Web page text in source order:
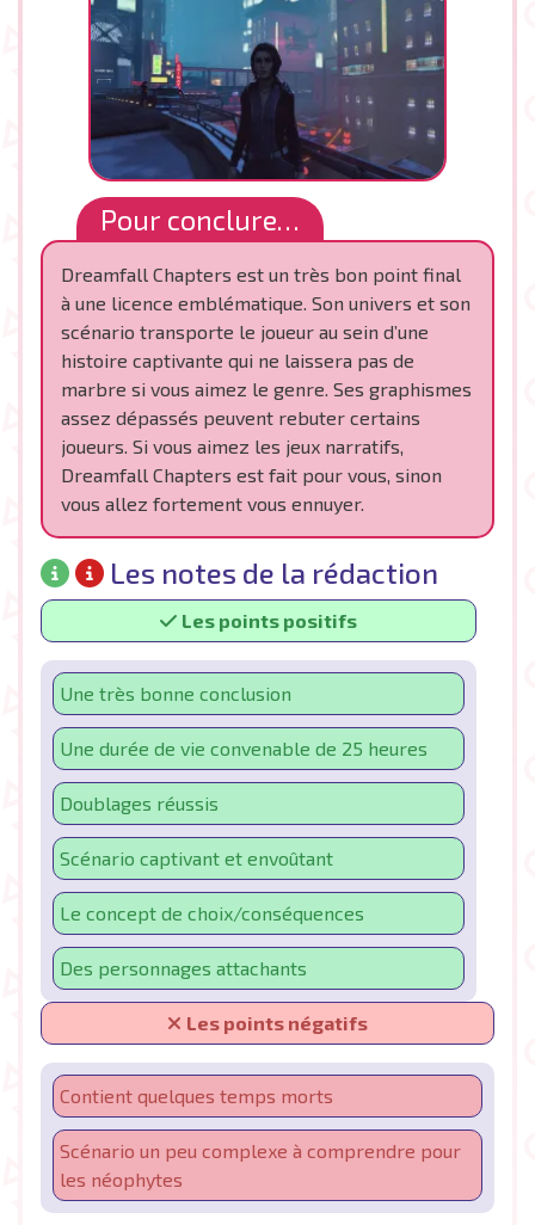
Pour conclure…
Dreamfall Chapters est un très bon point final
à une licence emblématique. Son univers et son
scénario transporte le joueur au sein d’une
histoire captivante qui ne laissera pas de
marbre si vous aimez le genre. Ses graphismes
assez dépassés peuvent rebuter certains
joueurs. Si vous aimez les jeux narratifs,
Dreamfall Chapters est fait pour vous, sinon
vous allez fortement vous ennuyer.
Les notes de la rédaction
Les points positifs
Une très bonne conclusion
Une durée de vie convenable de 25 heures
Doublages réussis
Scénario captivant et envoûtant
Le concept de choix/conséquences
Des personnages attachants
Les points négatifs
Contient quelques temps morts
Scénario un peu complexe à comprendre pour
les néophytes